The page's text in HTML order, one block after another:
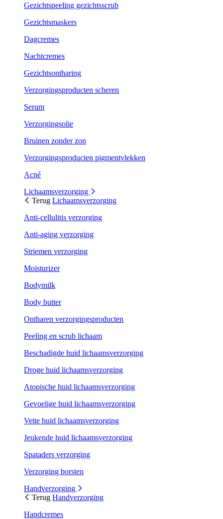
Gezichtspeeling gezichtsscrub
Gezichtsmaskers
Dagcremes
Nachtcremes
Gezichtsontharing
Verzorgingsproducten scheren
Serum
Verzorgingsolie
Bruinen zonder zon
Verzorgingsproducten pigmentvlekken
Acné
Lichaamsverzorging
Terug Lichaamsverzorging
Anti-cellulitis verzorging
Anti-aging verzorging
Striemen verzorging
Moisturizer
Bodymilk
Body butter
Ontharen verzorgingsproducten
Peeling en scrub lichaam
Beschadigde huid lichaamsverzorging
Droge huid lichaamsverzorging
Atopische huid lichaamsverzorging
Gevoelige huid lichaamsverzorging
Vette huid lichaamsverzorging
Jeukende huid lichaamsverzorging
Spataders verzorging
Verzorging borsten
Handverzorging
Terug Handverzorging
Handcremes